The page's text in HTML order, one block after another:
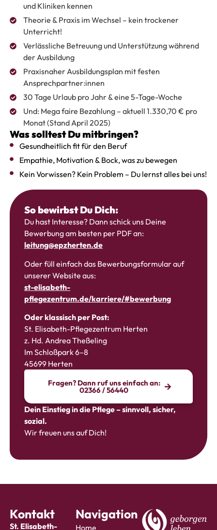
und Kliniken kennen
Theorie & Praxis im Wechsel – kein trockener
Unterricht!
Verlässliche Betreuung und Unterstützung während
der Ausbildung
Praxisnaher Ausbildungsplan mit festen
Ansprechpartner:innen
30 Tage Urlaub pro Jahr & eine 5-Tage-Woche
Und: Mega faire Bezahlung – aktuell 1.330,70 € pro
Monat (Stand April 2025)
Was solltest Du mitbringen?
Gesundheitlich fit für den Beruf
Empathie, Motivation & Bock, was zu bewegen
Kein Vorwissen? Kein Problem – Du lernst alles bei uns!
So bewirbst Du Dich:
Du hast Interesse? Dann schick uns Deine
Bewerbung am besten per PDF an:
leitung@epzherten.de
Oder füll einfach das Bewerbungsformular auf
unserer Website aus:
st-elisabeth-
pflegezentrum.de/karriere/#bewerbung
Oder klassisch per Post:
St. Elisabeth-Pflegezentrum Herten
z. Hd. Andrea Theßeling
Im Schloßpark 6–8
45699 Herten
Fragen? Dann ruf uns einfach an:
02366 / 56440
Dein Einstieg in die Pflege – sinnvoll, sicher,
sozial.
Wir freuen uns auf Dich!
Kontakt
St. Elisabeth-
Navigation
Home